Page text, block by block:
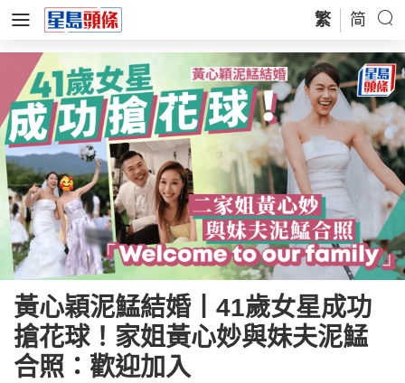
繁 简
黃心穎泥鯭結婚丨41歲女星成功
搶花球！家姐黃心妙與妹夫泥鯭
合照：歡迎加入